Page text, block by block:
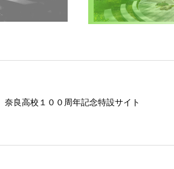
奈良高校１００周年記念特設サイト